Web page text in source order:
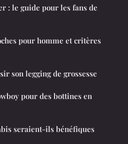
: le guide pour les fans de
pour homme et critères
son legging de grossesse
pour des bottines en
seraient-ils bénéfiques